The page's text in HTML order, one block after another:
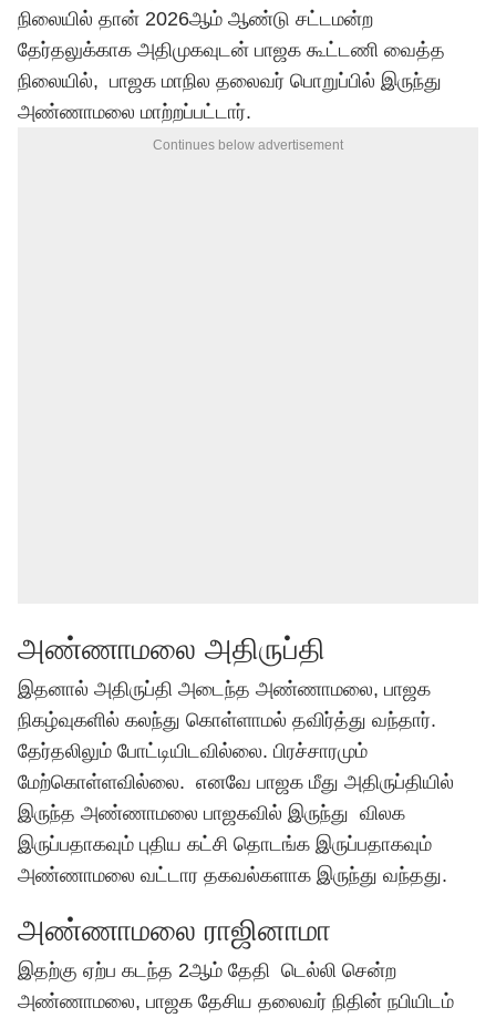
நிலையில் தான் 2026ஆம் ஆண்டு சட்டமன்ற
தேர்தலுக்காக அதிமுகவுடன் பாஜக கூட்டணி வைத்த
நிலையில், பாஜக மாநில தலைவர் பொறுப்பில் இருந்து
அண்ணாமலை மாற்றப்பட்டார்.
Continues below advertisement
அண்ணாமலை அதிருப்தி
இதனால் அதிருப்தி அடைந்த அண்ணாமலை, பாஜக
நிகழ்வுகளில் கலந்து கொள்ளாமல் தவிர்த்து வந்தார்.
தேர்தலிலும் போட்டியிடவில்லை. பிரச்சாரமும்
மேற்கொள்ளவில்லை. எனவே பாஜக மீது அதிருப்தியில்
இருந்த அண்ணாமலை பாஜகவில் இருந்து விலக
இருப்பதாகவும் புதிய கட்சி தொடங்க இருப்பதாகவும்
அண்ணாமலை வட்டார தகவல்களாக இருந்து வந்தது.
அண்ணாமலை ராஜினாமா
இதற்கு ஏற்ப கடந்த 2ஆம் தேதி டெல்லி சென்ற
அண்ணாமலை, பாஜக தேசிய தலைவர் நிதின் நபியிடம்